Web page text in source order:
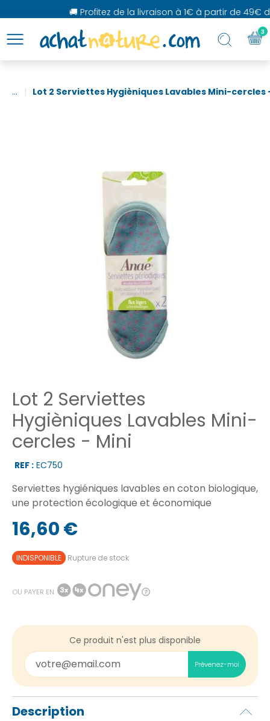
🚚 Profitez de la livraison à 1€ à partir de 49€
... Lot 2 Serviettes Hygièniques Lavables Mini-cercles
Lot 2 Serviettes
Hygièniques Lavables Mini-
cercles - Mini
REF : EC750
Serviettes hygiéniques lavables en coton biologique,
une protection écologique et économique
16,60 €
INDISPONIBLE Rupture de stock
OU PAYER EN
Ce produit n'est plus disponible
Prévenez-moi
Description
3